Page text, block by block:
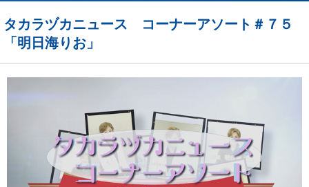
タカラヅカニュース コーナーアソート＃７５
「明日海りお」